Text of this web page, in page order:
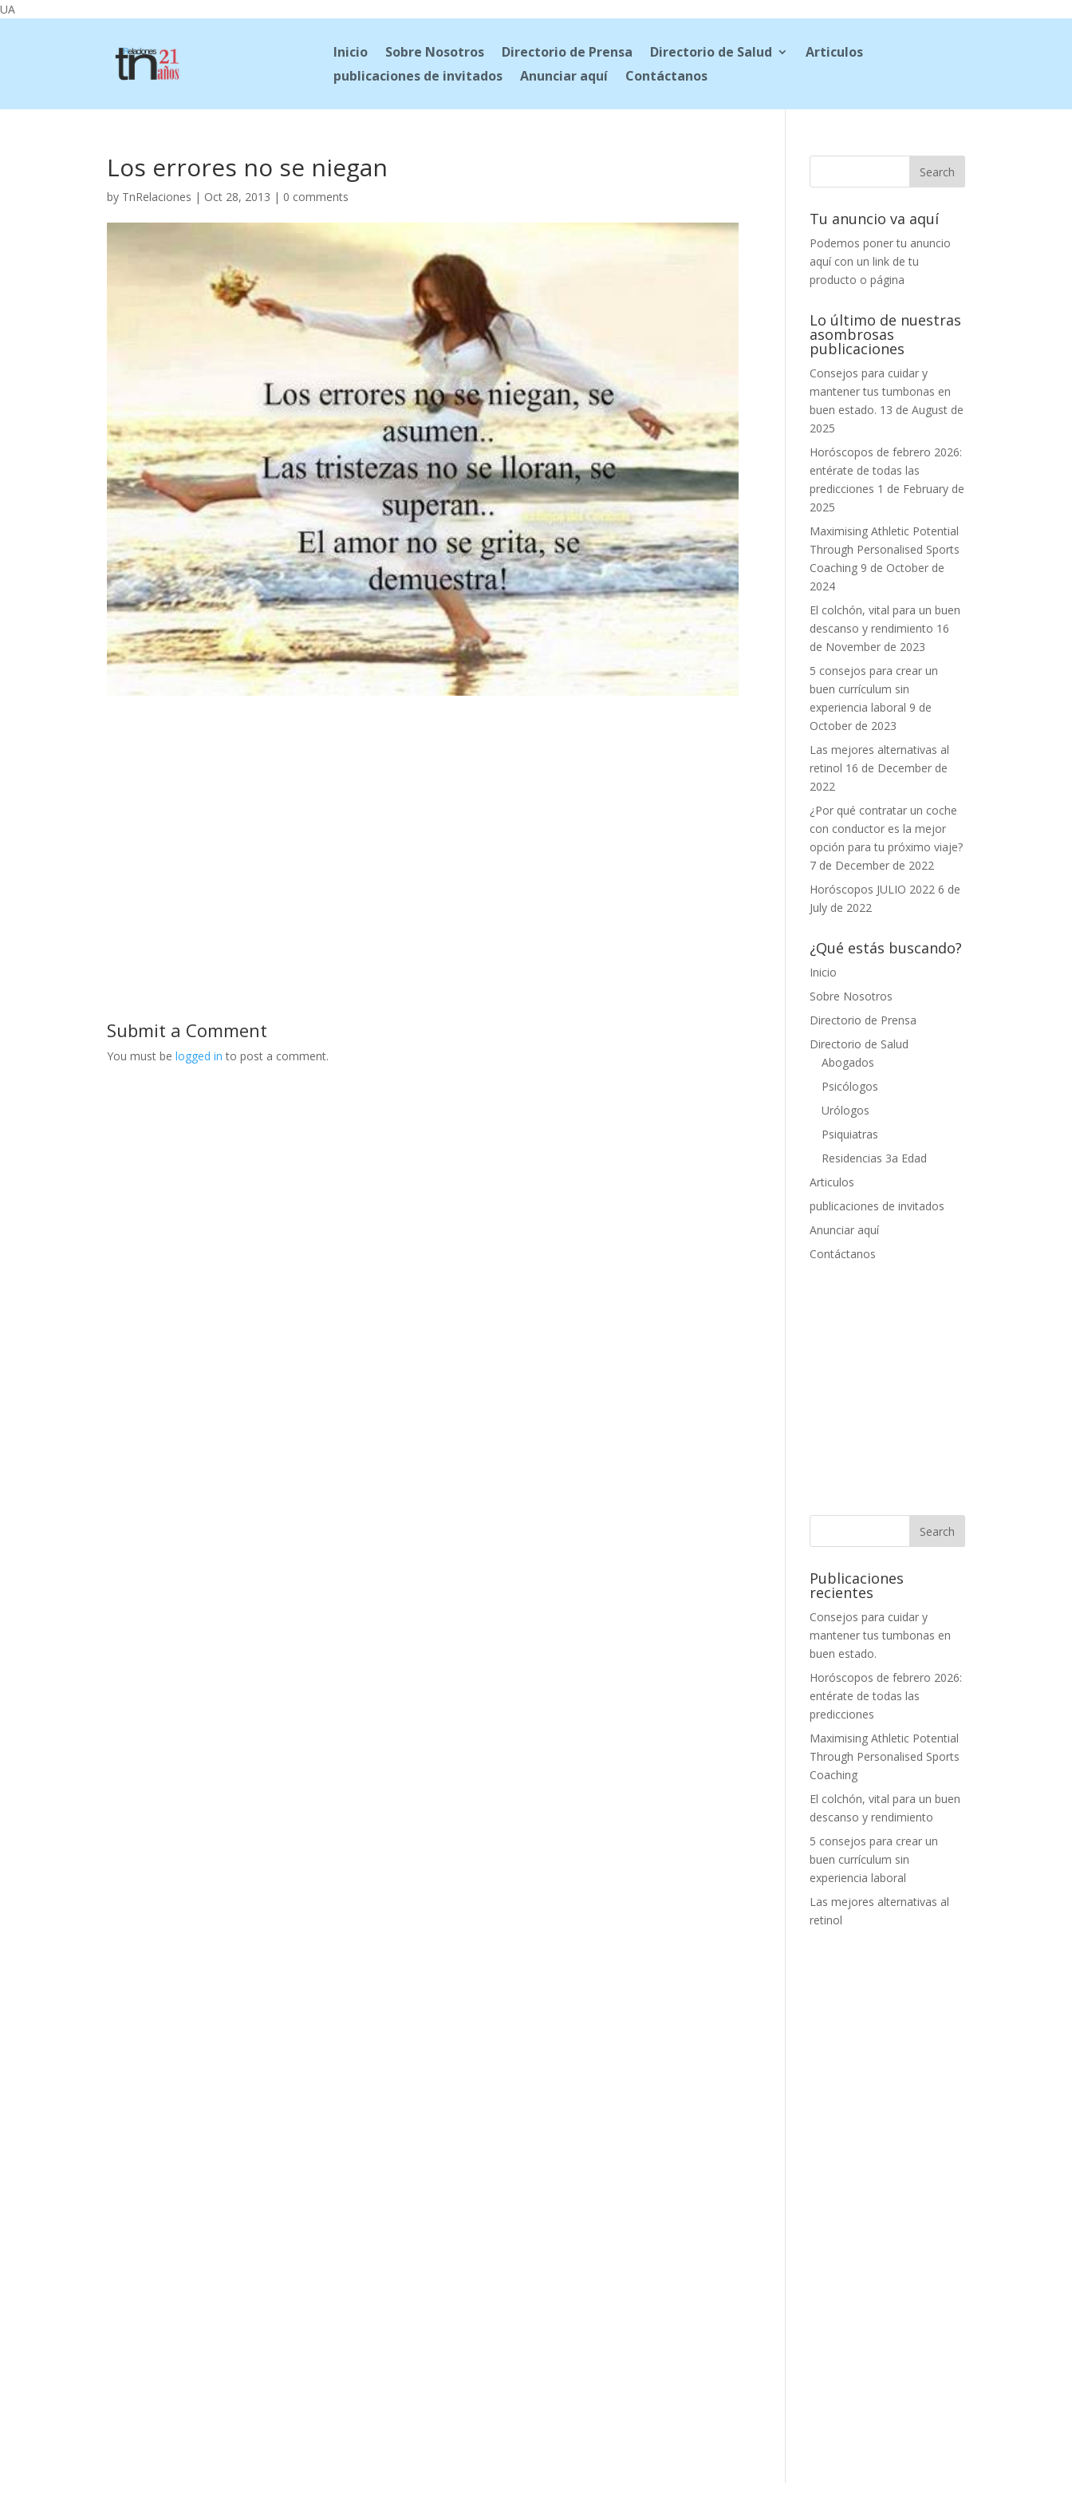
UA
Inicio Sobre Nosotros Directorio de Prensa Directorio de Salud
Articulos
publicaciones de invitados
Anunciar aquí Contáctanos
Los errores no se niegan
by TnRelaciones | Oct 28, 2013 | 0 comments
Submit a Comment
You must belogged in to post a comment.
Tu anuncio va aquí
Podemos poner tu anuncio
aquí con un link de tu
producto o página
Lo último de nuestras
asombrosas
publicaciones
Consejos para cuidar y
mantener tus tumbonas en
buen estado. 13 de August de
2025
Horóscopos de febrero 2026:
entérate de todas las
predicciones 1 de February de
2025
Maximising Athletic Potential
Through Personalised Sports
Coaching 9 de October de
2024
El colchón, vital para un buen
descanso y rendimiento 16
de November de 2023
5 consejos para crear un
buen currículum sin
experiencia laboral 9 de
October de 2023
Las mejores alternativas al
retinol 16 de December de
2022
¿Por qué contratar un coche
con conductor es la mejor
opción para tu próximo viaje?
7 de December de 2022
Horóscopos JULIO 2022 6 de
July de 2022
¿Qué estás buscando?
Inicio
Sobre Nosotros
Directorio de Prensa
Directorio de Salud
Abogados
Psicólogos
Urólogos
Psiquiatras
Residencias 3a Edad
Articulos
publicaciones de invitados
Anunciar aquí
Contáctanos
Publicaciones
recientes
Consejos para cuidar y
mantener tus tumbonas en
buen estado.
Horóscopos de febrero 2026:
entérate de todas las
predicciones
Maximising Athletic Potential
Through Personalised Sports
Coaching
El colchón, vital para un buen
descanso y rendimiento
5 consejos para crear un
buen currículum sin
experiencia laboral
Las mejores alternativas al
retinol